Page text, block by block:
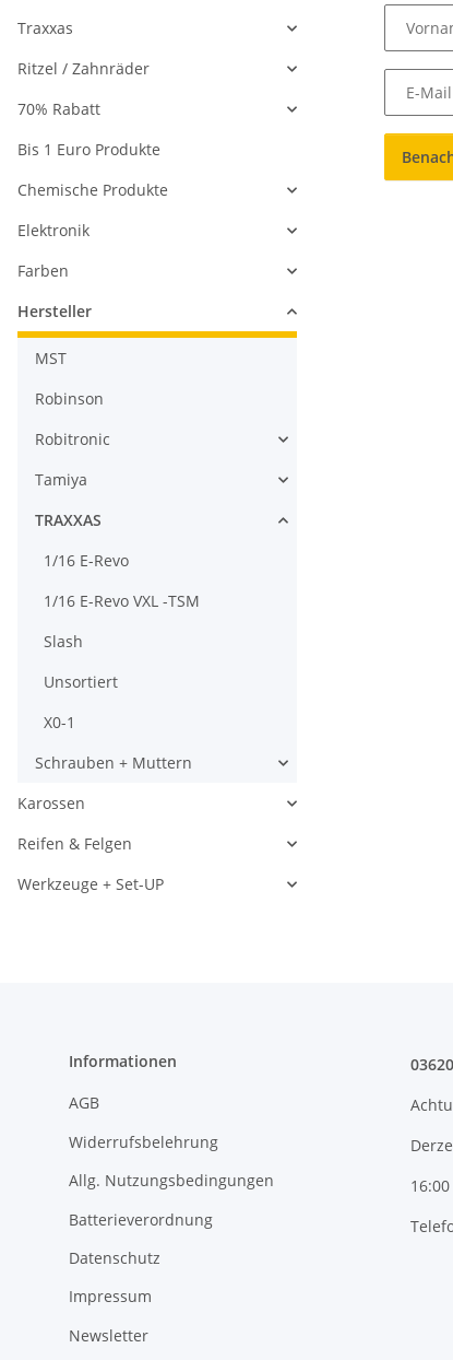
E-Mail
Traxxas
Ritzel / Zahnräder
70% Rabatt
Bis 1 Euro Produkte
Chemische Produkte
Elektronik
Farben
Hersteller
MST
Robinson
Robitronic
Tamiya
TRAXXAS
1/16 E-Revo
1/16 E-Revo VXL -TSM
Slash
Unsortiert
X0-1
Schrauben + Muttern
Karossen
Reifen & Felgen
Werkzeuge + Set-UP
Informationen
AGB
Widerrufsbelehrung
Allg. Nutzungsbedingungen
Batterieverordnung
Datenschutz
Impressum
Newsletter